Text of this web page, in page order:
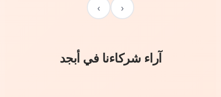
‹
›
آراء شركاءنا في أبجد